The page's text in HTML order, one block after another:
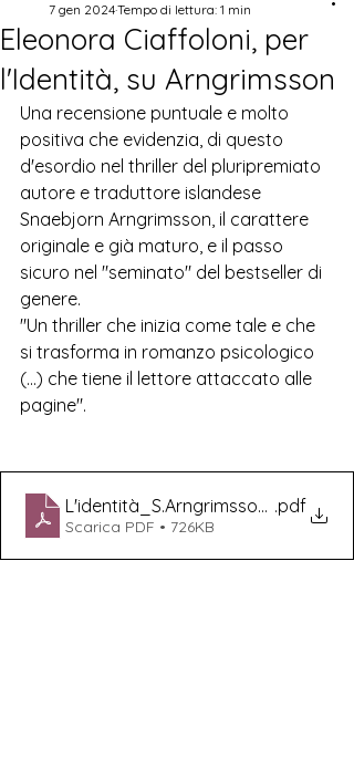
Eleonora Ciaffoloni, per
l'Identità, su Arngrimsson
7 gen 2024Tempo di lettura: 1 min
Una recensione puntuale e molto
positiva che evidenzia, di questo
d'esordio nel thriller del pluripremiato
autore e traduttore islandese
Snaebjorn Arngrimsson, il carattere
originale e già maturo, e il passo
sicuro nel "seminato" del bestseller di
genere.
"Un thriller che inizia come tale e che
si trasforma in romanzo psicologico
(...) che tiene il lettore attaccato alle
pagine".
L'identità_S.Arngrimsson_Un
.pdf
Scarica PDF • 726KB